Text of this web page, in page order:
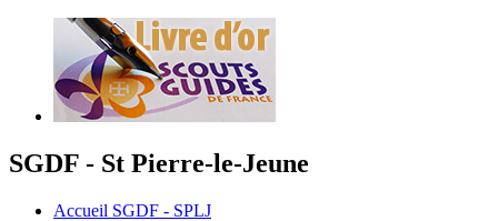
SGDF - St Pierre-le-Jeune
Accueil SGDF - SPLJ